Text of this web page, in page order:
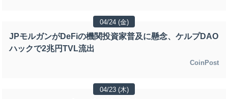
04/24 (金)
JPモルガンがDeFiの機関投資家普及に懸念、ケルプDAO
ハックで2兆円TVL流出
CoinPost
04/23 (木)